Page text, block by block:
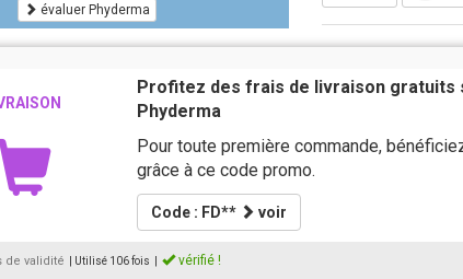
évaluer Phyderma
Profitez des frais de livraison gratuits
Phyderma
Pour toute première commande,
grâce à ce code promo.
Code : FD** voir
de validité | Utilisé 106 fois vérifié !